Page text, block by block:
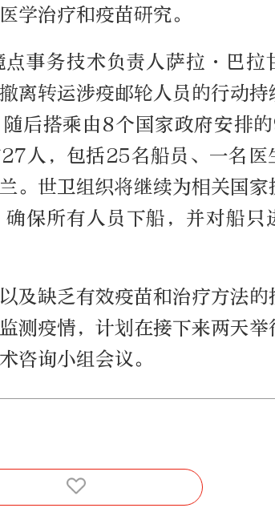
学治疗和疫苗研究。
点事务技术负责人萨拉·巴
离转运涉疫邮轮人员的行动持
后搭乘由8个国家政府安排
人，包括25名船员、一名医
。世卫组织将继续为相关国家
保所有人员下船，并对船只
及缺乏有效疫苗和治疗方法的
测疫情，计划在接下来两天举
咨询小组会议。